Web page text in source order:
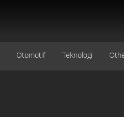
Otomotif Teknologi